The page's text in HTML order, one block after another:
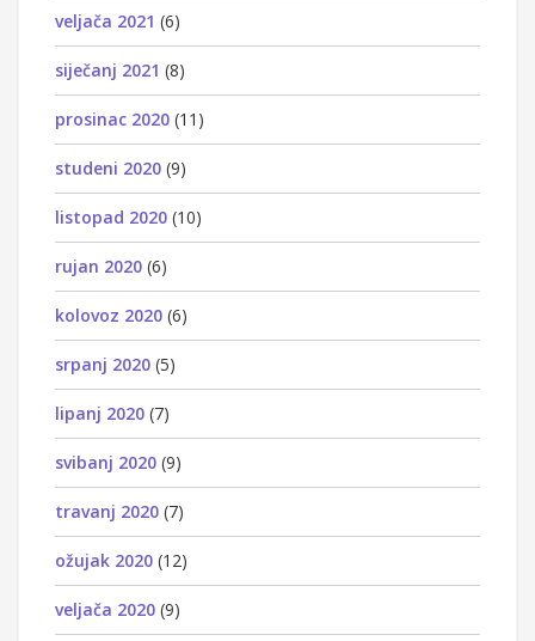
veljača 2021 (6)
siječanj 2021 (8)
prosinac 2020 (11)
studeni 2020 (9)
listopad 2020 (10)
rujan 2020 (6)
kolovoz 2020 (6)
srpanj 2020 (5)
lipanj 2020 (7)
svibanj 2020 (9)
travanj 2020 (7)
ožujak 2020 (12)
veljača 2020 (9)